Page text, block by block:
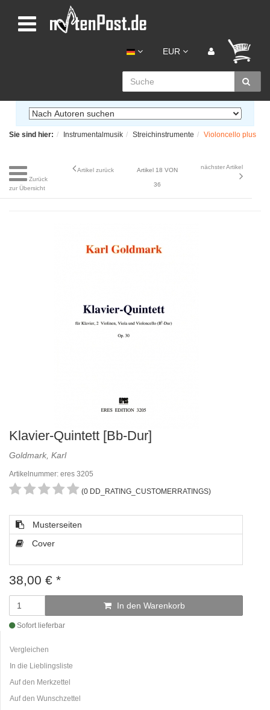
EUR
Sie sind hier: Instrumentalmusik Streichinstrumente Violoncello plus
Zurück
zur Übersicht
Artikel zurück Artikel 18 VON
36
nächster Artikel
Klavier-Quintett [Bb-Dur]
Goldmark, Karl
Artikelnummer: eres 3205
(0 DD_RATING_CUSTOMERRATINGS)
Musterseiten
Cover
38,00 € *
In den Warenkorb
Sofort lieferbar
Vergleichen
In die Lieblingsliste
Auf den Merkzettel
Auf den Wunschzettel